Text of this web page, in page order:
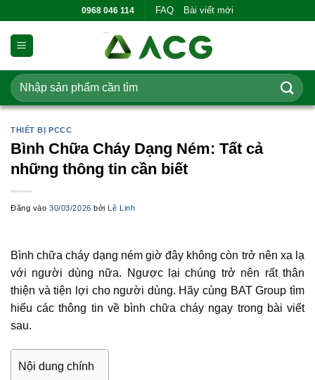
dung
0968 046 114 FAQ Bài viết mới
Tìm
kiếm:
THIẾT BỊ PCCC
Bình Chữa Cháy Dạng Ném: Tất cả
những thông tin cần biết
Đăng vào30/03/2026 bởiLê Linh
Bình chữa cháy dạng ném giờ đây không còn trở nên xa lạ
với người dùng nữa. Ngược lại chúng trở nên rất thân
thiện và tiện lợi cho người dùng. Hãy cùng BAT Group tìm
hiểu các thông tin về bình chữa cháy ngay trong bài viết
sau.
Nội dung chính